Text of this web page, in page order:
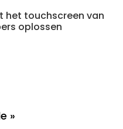
het touchscreen van
oplossen
»